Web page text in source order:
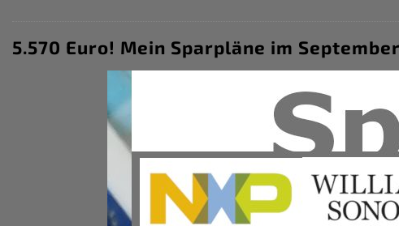
5.570 Euro! Mein Sparpläne im